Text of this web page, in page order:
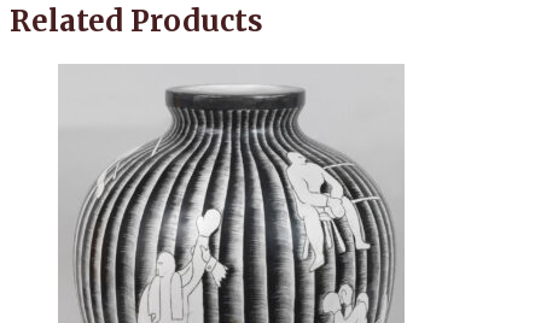
Related Products